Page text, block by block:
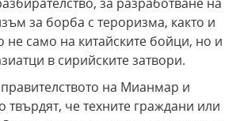
за разработване на
за борба с тероризма, както и
не само на китайските бойци, но и
в сирийските затвори.
на Мианмар и
твърдят, че техните граждани или